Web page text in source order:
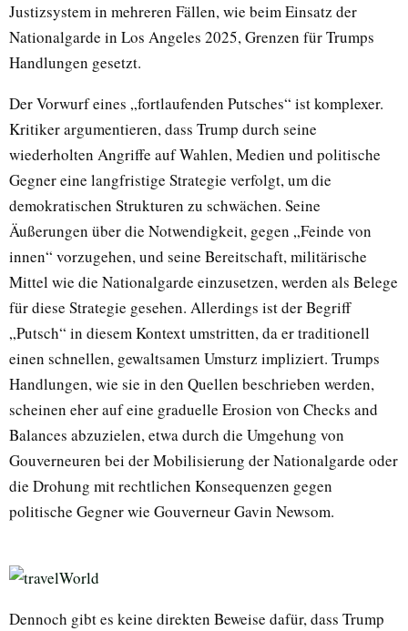
Justizsystem in mehreren Fällen, wie beim Einsatz der
Nationalgarde in Los Angeles 2025, Grenzen für Trumps
Handlungen gesetzt.
Der Vorwurf eines „fortlaufenden Putsches“ ist komplexer.
Kritiker argumentieren, dass Trump durch seine
wiederholten Angriffe auf Wahlen, Medien und politische
Gegner eine langfristige Strategie verfolgt, um die
demokratischen Strukturen zu schwächen. Seine
Äußerungen über die Notwendigkeit, gegen „Feinde von
innen“ vorzugehen, und seine Bereitschaft, militärische
Mittel wie die Nationalgarde einzusetzen, werden als Belege
für diese Strategie gesehen. Allerdings ist der Begriff
„Putsch“ in diesem Kontext umstritten, da er traditionell
einen schnellen, gewaltsamen Umsturz impliziert. Trumps
Handlungen, wie sie in den Quellen beschrieben werden,
scheinen eher auf eine graduelle Erosion von Checks and
Balances abzuzielen, etwa durch die Umgehung von
Gouverneuren bei der Mobilisierung der Nationalgarde oder
die Drohung mit rechtlichen Konsequenzen gegen
politische Gegner wie Gouverneur Gavin Newsom.
Dennoch gibt es keine direkten Beweise dafür, dass Trump